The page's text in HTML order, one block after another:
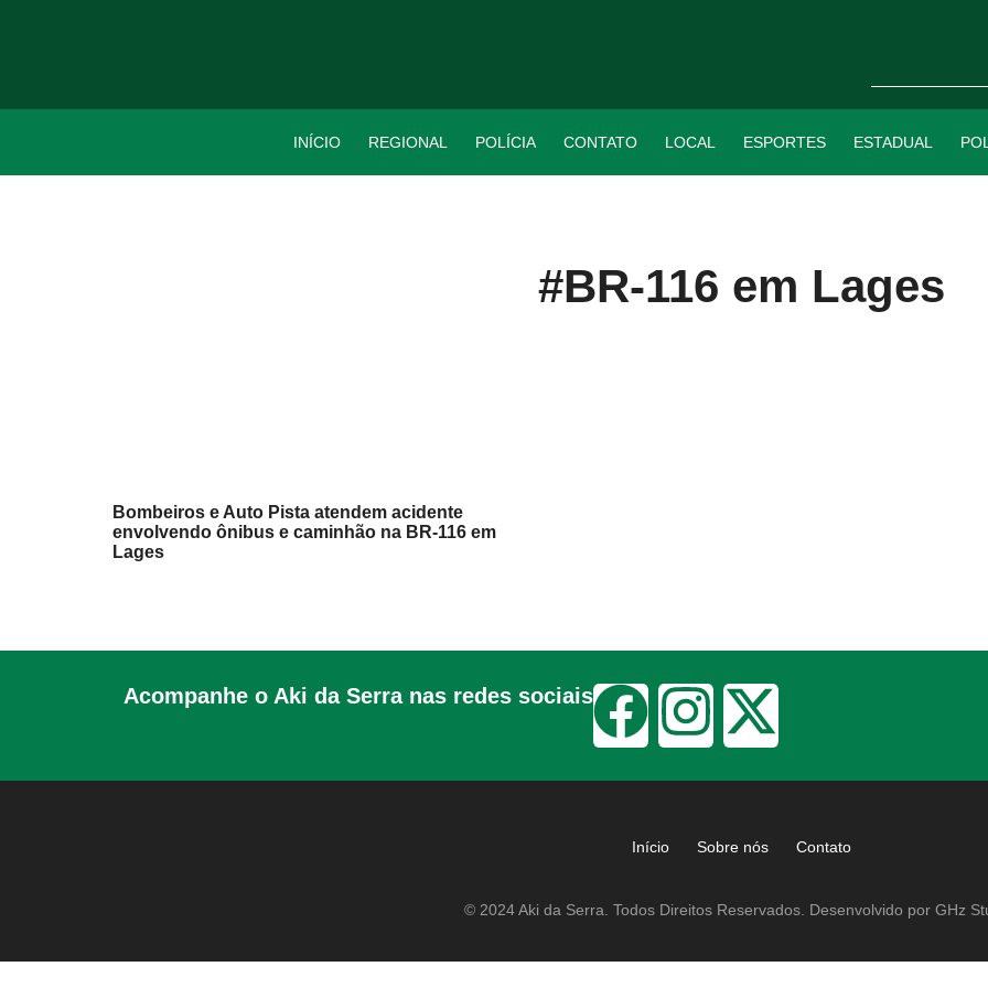
INÍCIO REGIONAL POLÍCIA CONTATO LOCAL ESPORTES ESTADUAL
#BR-116 em Lages
Bombeiros e Auto Pista atendem acidente
envolvendo ônibus e caminhão na BR-116 em
Lages
Acompanhe o Aki da Serra nas redes sociais
Início Sobre nós Contato
© 2024 Aki da Serra. Todos Direitos Reservados. Desenvolvido por GHz